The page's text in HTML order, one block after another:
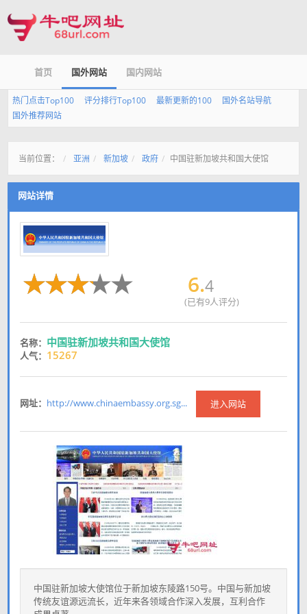
首页 国外网站 国内网站
热门点击Top100 评分排行Top100 最新更新的100
国外名站导航
国外推荐网站
当前位置： 亚洲 新加坡 政府 中国驻新加坡共和国大使馆
网站详情
6.4
(已有9人评分)
名称： 中国驻新加坡共和国大使馆
人气： 15267
网址： http://www.chinaembassy.org.sg... 进入网站
中国驻新加坡大使馆位于新加坡东陵路150号。中国与新加坡
传统友谊源远流长，近年来各领域合作深入发展，互利合作